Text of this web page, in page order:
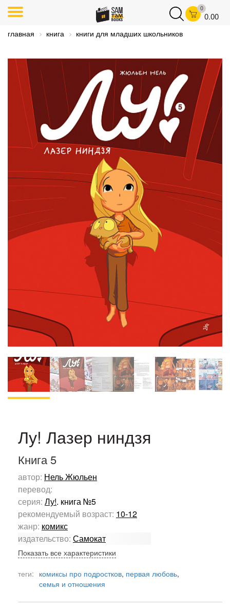
0
0.00
главная книга книги для младших школьников
Лу! Лазер ниндзя
Книга 5
автор: Нель Жюльен
перевод:
серия: Лу!. книга №5
рекомендуемый возраст: 10-12
жанр: комикс
издательство: Самокат
Показать все характеристики
теги: комиксы про подростков, первая любовь,
семья и отношения